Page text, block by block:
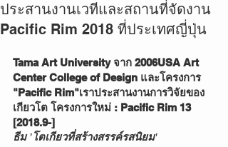
ประสานงานเวทีและสถานที่จัดงาน
Pacific Rim 2018 ที่ประเทศญี่ปุ่น
Tama Art University จาก 2006USA Art
Center College of Design และโครงการ
"Pacific Rim"เราประสานงานการวิจัยของ
เกียวโต โครงการใหม่ : Pacific Rim 13
[2018.9-]
ธีม 'โตเกียวที่สร้างสรรค์รสนิยม'